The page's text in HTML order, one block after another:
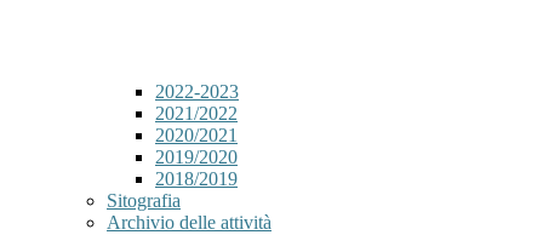
2022-2023
2021/2022
2020/2021
2019/2020
2018/2019
Sitografia
Archivio delle attività